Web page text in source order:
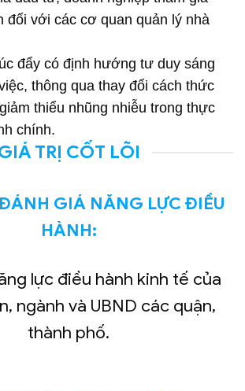
đối với các cơ quan quản lý nhà
đẩy có định hướng tư duy sáng
thông qua thay đổi cách thức
thiểu nhũng nhiễu trong thực
chính.
TRỊ CỐT LÕI
GIÁ NĂNG LỰC ĐIỀU
HÀNH:
lực điều hành kinh tế của
ngành và UBND các quận,
thành phố.